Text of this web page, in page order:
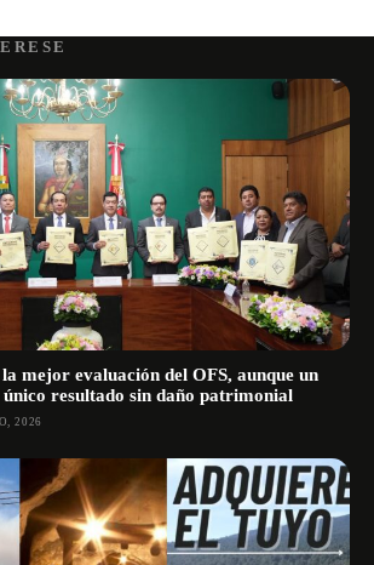
mejor evaluación del OFS, aunque un
resultado sin daño patrimonial
2026